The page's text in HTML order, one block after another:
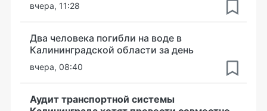
вчера, 11:28
Два человека погибли на воде в
Калининградской области за день
вчера, 08:40
Аудит транспортной системы